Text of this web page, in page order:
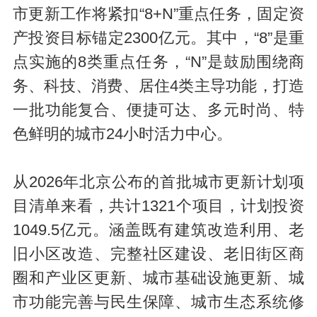
市更新工作将紧扣“8+N”重点任务，固定资
产投资目标锚定2300亿元。其中，“8”是重
点实施的8类重点任务，“N”是鼓励围绕商
务、科技、消费、居住4类主导功能，打造
一批功能复合、便捷可达、多元时尚、特
色鲜明的城市24小时活力中心。
从2026年北京公布的首批城市更新计划项
目清单来看，共计1321个项目，计划投资
1049.5亿元。涵盖既有建筑改造利用、老
旧小区改造、完整社区建设、老旧街区商
圈和产业区更新、城市基础设施更新、城
市功能完善与民生保障、城市生态系统修